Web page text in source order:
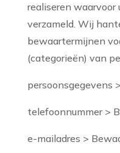
realiseren waarvoor
verzameld. Wij
bewaartermijnen
(categorieën) van
persoonsgegevens
telefoonnummer >
e-mailadres >